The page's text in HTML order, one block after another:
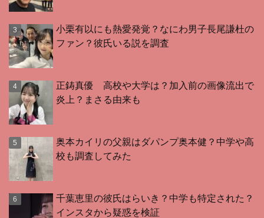
小栗有以にも熱愛発覚？なにわ男子長尾謙杜の
ファン？彼氏いる説を調査
正鋳真優 高校や大学は？加入前の画像流出で
炎上？まさる由来も
奥本カイリの父親はダパンプ奥本健？中学や高
校も調査してみた
千葉恵里の彼氏はらいき？中学も特定された？
インスタから疑惑を検証